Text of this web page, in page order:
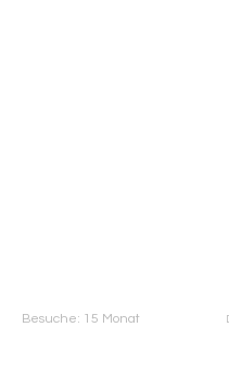
Besuche: 15 Monat